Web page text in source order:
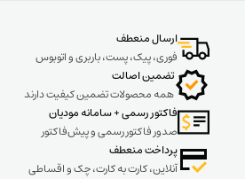
ارسال منعطف
فوری، پیک، پست، باربری و اتوبوس
تضمین اصالت
همه محصولات تضمین کیفیت دارند
فاکتور رسمی + سامانه مودیان
صدور فاکتور رسمی و پیش‌فاکتور
پرداخت منعطف
آنلاین، کارت به کارت، چک و اقساطی